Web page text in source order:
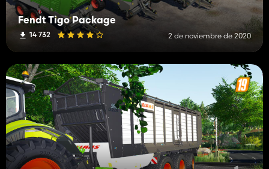
Fendt Tigo Package
14 732 2 de noviembre de 2020